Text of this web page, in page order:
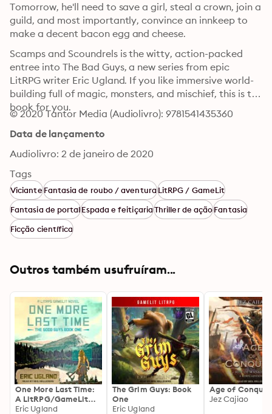
Tomorrow, he'll need to save a girl, steal a crown, join a
guild, and most importantly, convince an innkeep to
make a decent bacon egg and cheese.
Scamps and Scoundrels is the witty, action-packed
entree into The Bad Guys, a new series from epic
LitRPG writer Eric Ugland. If you like immersive world-
building full of magic, monsters, and mischief, this is the
book for you.
© 2020 Tantor Media (Audiolivro): 9781541435360
Data de lançamento
Audiolivro: 2 de janeiro de 2020
Tags
VicianteFantasia de roubo / aventuraLitRPG / GameLit
Fantasia de portalEspada e feitiçariaThriller de açãoFantasia
Ficção científica
Outros também usufruíram...
One More Last Time:
A LitRPG/GameLit
Novel
Eric Ugland
The Grim Guys: Book
One
Eric Ugland
Age of
Jez Cajiao